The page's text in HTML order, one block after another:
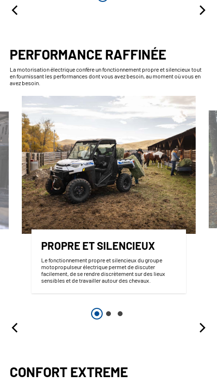
PERFORMANCE RAFFINÉE
La motorisation électrique confère un fonctionnement propre et silencieux tout
en fournissant les performances dont vous avez besoin, au moment où vous en
avez besoin.
PROPRE ET SILENCIEUX
Le fonctionnement propre et silencieux du groupe
motopropulseur électrique permet de discuter
facilement, de se rendre discrètement sur des lieux
sensibles et de travailler autour des chevaux.
CONFORT EXTREME